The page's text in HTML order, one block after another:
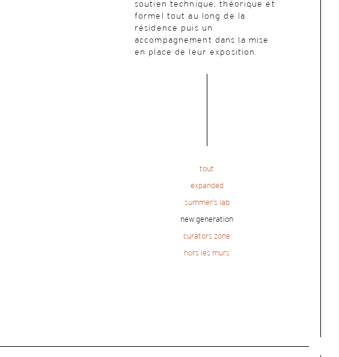
soutien technique, théorique et
formel tout au long de la
résidence puis un
accompagnement dans la mise
en place de leur exposition.
tout
expanded
summer’s lab
new generation
curators zone
hors les murs